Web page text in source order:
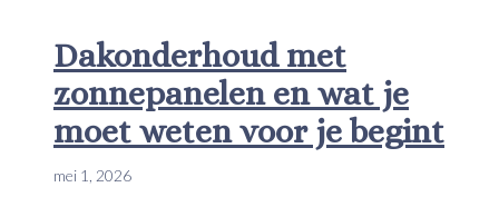
Dakonderhoud met
zonnepanelen en wat je
moet weten voor je begint
mei 1, 2026